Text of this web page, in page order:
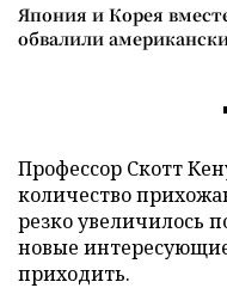
Япония и Корея
обвалили
Профессор Скотт
количество
резко увеличилось
новые
приходить.